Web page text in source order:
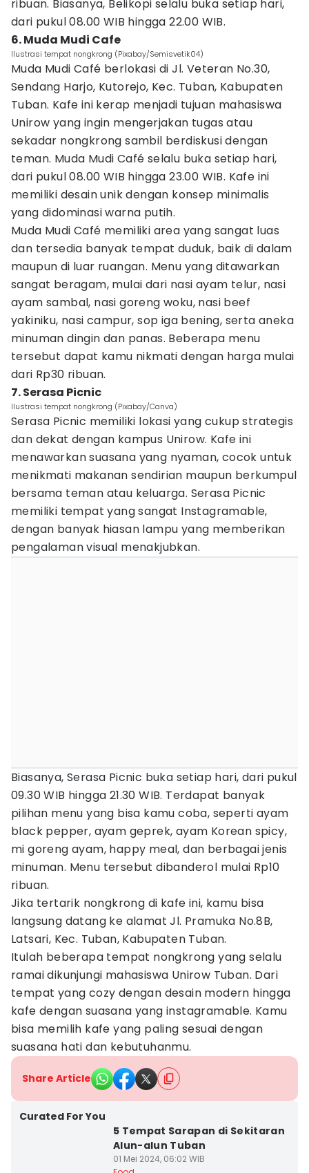
ribuan. Biasanya, Belikopi selalu buka setiap hari,
dari pukul 08.00 WIB hingga 22.00 WIB.
6. Muda Mudi Cafe
Ilustrasi tempat nongkrong (Pixabay/Semisvetik04)
Muda Mudi Café berlokasi di Jl. Veteran No.30,
Sendang Harjo, Kutorejo, Kec. Tuban, Kabupaten
Tuban. Kafe ini kerap menjadi tujuan mahasiswa
Unirow yang ingin mengerjakan tugas atau
sekadar nongkrong sambil berdiskusi dengan
teman. Muda Mudi Café selalu buka setiap hari,
dari pukul 08.00 WIB hingga 23.00 WIB. Kafe ini
memiliki desain unik dengan konsep minimalis
yang didominasi warna putih.
Muda Mudi Café memiliki area yang sangat luas
dan tersedia banyak tempat duduk, baik di dalam
maupun di luar ruangan. Menu yang ditawarkan
sangat beragam, mulai dari nasi ayam telur, nasi
ayam sambal, nasi goreng woku, nasi beef
yakiniku, nasi campur, sop iga bening, serta aneka
minuman dingin dan panas. Beberapa menu
tersebut dapat kamu nikmati dengan harga mulai
dari Rp30 ribuan.
7. Serasa Picnic
Ilustrasi tempat nongkrong (Pixabay/Canva)
Serasa Picnic memiliki lokasi yang cukup strategis
dan dekat dengan kampus Unirow. Kafe ini
menawarkan suasana yang nyaman, cocok untuk
menikmati makanan sendirian maupun berkumpul
bersama teman atau keluarga. Serasa Picnic
memiliki tempat yang sangat Instagramable,
dengan banyak hiasan lampu yang memberikan
pengalaman visual menakjubkan.
Biasanya, Serasa Picnic buka setiap hari, dari pukul
09.30 WIB hingga 21.30 WIB. Terdapat banyak
pilihan menu yang bisa kamu coba, seperti ayam
black pepper, ayam geprek, ayam Korean spicy,
mi goreng ayam, happy meal, dan berbagai jenis
minuman. Menu tersebut dibanderol mulai Rp10
ribuan.
Jika tertarik nongkrong di kafe ini, kamu bisa
langsung datang ke alamat Jl. Pramuka No.8B,
Latsari, Kec. Tuban, Kabupaten Tuban.
Itulah beberapa tempat nongkrong yang selalu
ramai dikunjungi mahasiswa Unirow Tuban. Dari
tempat yang cozy dengan desain modern hingga
kafe dengan suasana yang instagramable. Kamu
bisa memilih kafe yang paling sesuai dengan
suasana hati dan kebutuhanmu.
Share Article
Curated For You
5 Tempat Sarapan di Sekitaran
Alun-alun Tuban
01 Mei 2024, 06:02 WIB